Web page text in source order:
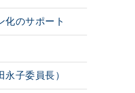
化のサポート
子委員長）